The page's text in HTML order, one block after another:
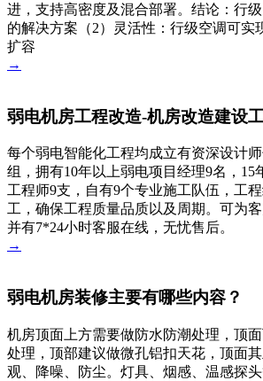
进，支持高密度及混合部署。结论：行
的解决方案（2）灵活性：行级空调可实
扩容
→
弱电机房工程改造-机房改造建设
每个弱电智能化工程均成立有资深设计
组，拥有10年以上弱电项目经理9名，15
工程师9支，自有9个专业施工队伍，工
工，确保工程质量品质以及周期。可为客
并有7*24小时客服在线，无忧售后。
→
弱电机房装修主要有哪些内容？
机房顶面上方需要做防水防潮处理，顶
处理，顶部建议做微孔铝扣天花，顶面
观、降噪、防尘。灯具、烟感、温感探